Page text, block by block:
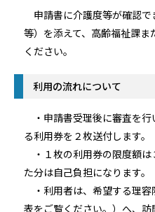
申請書に介護度等が確認で
等）を添えて、高齢福祉課
ください。
利用の流れについて
・申請書受理後に審査を行
る利用券を２枚送付します。
・１枚の利用券の限度額は
た分は自己負担になります。
・利用者は、希望する理
表をご覧ください。）へ、